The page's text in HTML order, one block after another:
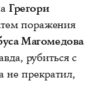
Грегори
поражения
Магомедова
рубиться с
не прекратил,